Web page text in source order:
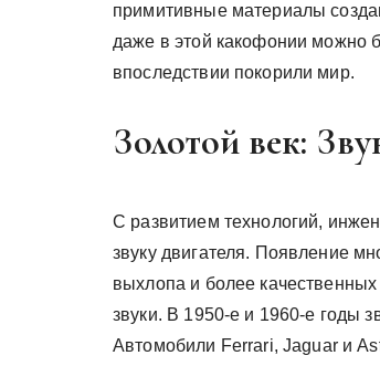
примитивные материалы
даже в этой какофонии можно
впоследствии покорили мир.
Золотой век:
С развитием технологий,
звуку двигателя. Появление
выхлопа и более
звуки. В 1950-е и 1960-е годы
Автомобили Ferrari, Jaguar и